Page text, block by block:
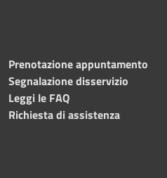
Prenotazione appuntamento
Segnalazione disservizio
Leggi le FAQ
Richiesta di assistenza